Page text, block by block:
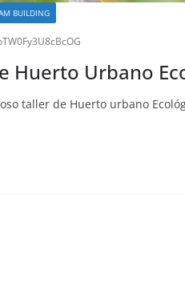
BUILDING
Huerto Urbano
taller de Huerto urbano